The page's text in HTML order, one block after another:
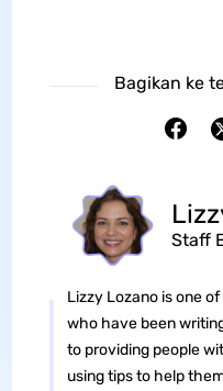
Bagikan ke
Staff
Lizzy Lozano is one
who have been
to providing people
using tips to help